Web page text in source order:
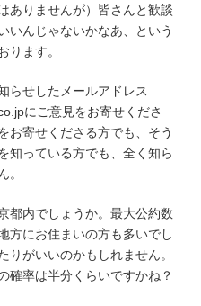
ありませんが）皆さんと歓談
いんじゃないかなあ、という
ります。
らせしたメールアドレス
にご意見をお寄せくださ
お寄せくださる方でも、そう
知っている方でも、全く知ら
。
都内でしょうか。最大公約数
方にお住まいの方も多いでし
りがいいのかもしれません。
確率は半分くらいですかね？